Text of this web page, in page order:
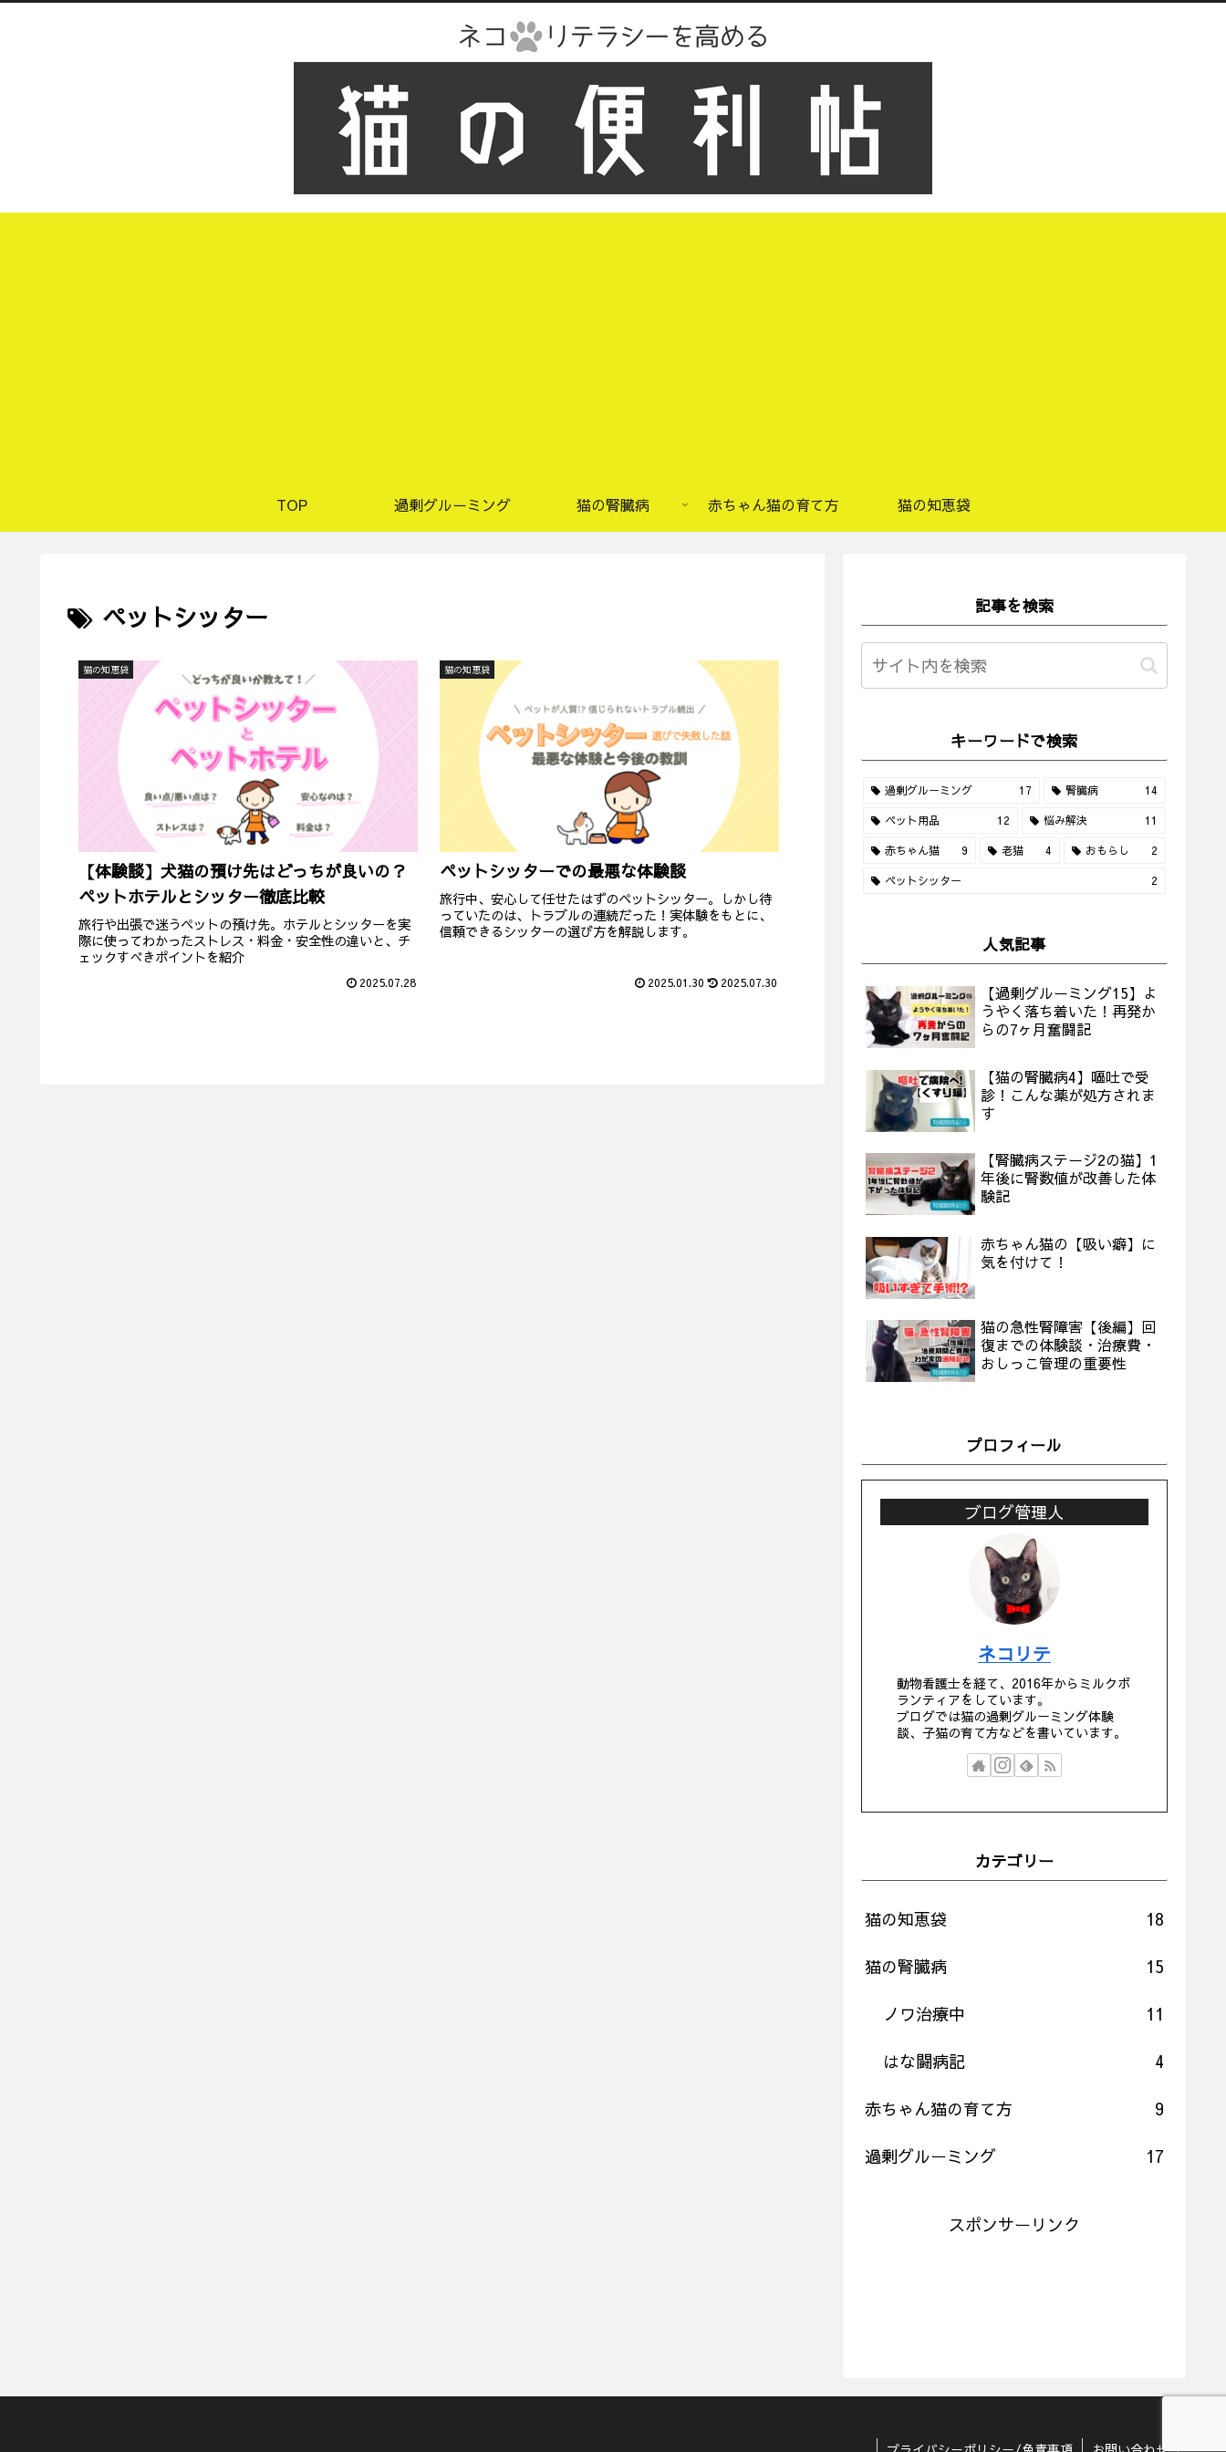
TOP 過剰グルーミング 猫の腎臓病 赤ちゃん猫の育て方 猫の知恵袋
ペットシッター
猫の知恵袋
【体験談】犬猫の預け先はどっちが良いの？
ペットホテルとシッター徹底比較
旅行や出張で迷うペットの預け先。ホテルとシッターを実
際に使ってわかったストレス・料金・安全性の違いと、チ
ェックすべきポイントを紹介
2025.07.28
猫の知恵袋
ペットシッターでの最悪な体験談
旅行中、安心して任せたはずのペットシッター。しかし待
っていたのは、トラブルの連続だった！実体験をもとに、
信頼できるシッターの選び方を解説します。
2025.01.30 2025.07.30
記事を検索
キーワードで検索
過剰グルーミング 17 腎臓病 14
ペット用品 12 悩み解決 11
赤ちゃん猫 9 老猫 4 おもらし 2
ペットシッター 2
人気記事
【過剰グルーミング15】よ
うやく落ち着いた！再発か
らの7ヶ月奮闘記
【猫の腎臓病4】嘔吐で受
診！こんな薬が処方されま
す
【腎臓病ステージ2の猫】1
年後に腎数値が改善した体
験記
赤ちゃん猫の【吸い癖】に
気を付けて！
猫の急性腎障害【後編】回
復までの体験談・治療費・
おしっこ管理の重要性
プロフィール
ブログ管理人
ネコリテ
動物看護士を経て、2016年からミルクボ
ランティアをしています。
ブログでは猫の過剰グルーミング体験
談、子猫の育て方などを書いています。
カテゴリー
猫の知恵袋 18
猫の腎臓病 15
ノワ治療中 11
はな闘病記 4
赤ちゃん猫の育て方 9
過剰グルーミング 17
スポンサーリンク